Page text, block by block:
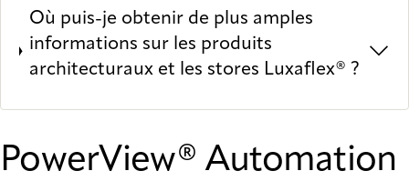
Où puis-je obtenir de plus amples
informations sur les produits
architecturaux et les stores Luxaflex® ?
PowerView® Automation